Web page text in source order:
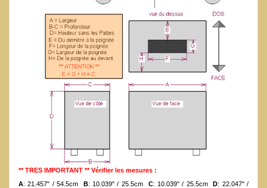
** TRES IMPORTANT ** Vérifier les mesures :
A: 21.457" / 54.5cm B: 10.039" / 25.5cm C: 10.039" / 25.5cmD: 22.047" /